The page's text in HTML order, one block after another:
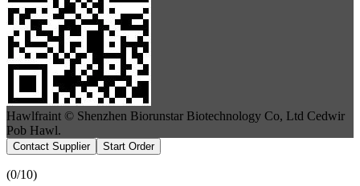
Hawlfraint © Shenzhen Biorunstar Biotechnology Co, Ltd Cedwir
Pob Hawl.
Contact Supplier Start Order
(0/10)